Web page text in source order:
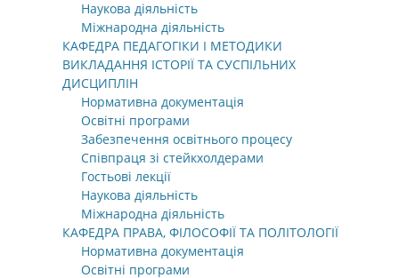
Наукова діяльність
Міжнародна діяльність
КАФЕДРА ПЕДАГОГІКИ І МЕТОДИКИ
ВИКЛАДАННЯ ІСТОРІЇ ТА СУСПІЛЬНИХ
ДИСЦИПЛІН
Нормативна документація
Освітні програми
Забезпечення освітнього процесу
Співпраця зі стейкхолдерами
Гостьові лекції
Наукова діяльність
Міжнародна діяльність
КАФЕДРА ПРАВА, ФІЛОСОФІЇ ТА ПОЛІТОЛОГІЇ
Нормативна документація
Освітні програми